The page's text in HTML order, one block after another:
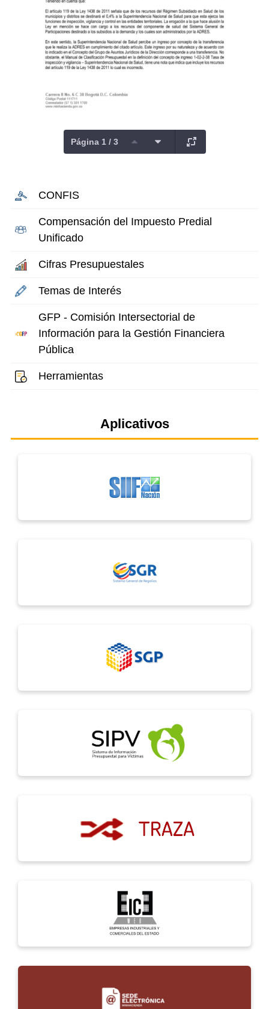
Página 1 / 3
CONFIS
Compensación del Impuesto Predial
Unificado
Cifras Presupuestales
Temas de Interés
GFP - Comisión Intersectorial de
Información para la Gestión Financiera
Pública
Herramientas
Aplicativos